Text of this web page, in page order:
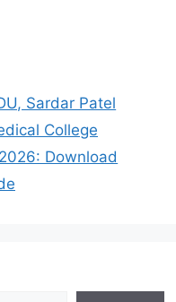
Sardar Patel
College
Download